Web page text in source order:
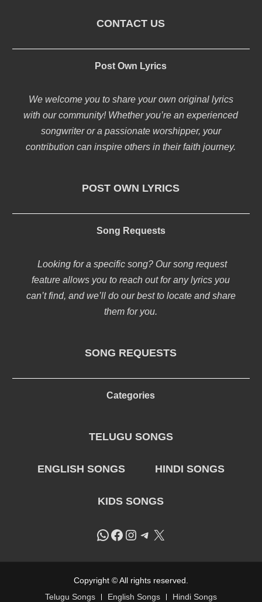
CONTACT US
Post Own Lyrics
We welcome you to share your own original lyrics
with our community! Whether you’re an experienced
songwriter or a passionate worshipper, your
contribution can inspire others in their faith journey.
POST OWN LYRICS
Song Requests
Looking for a specific song? Our song request
feature allows you to reach out for any lyrics you
can’t find, and we’ll do our best to locate and share
them for you.
SONG REQUESTS
Categories
TELUGU SONGS
ENGLISH SONGS HINDI SONGS
KIDS SONGS
WhatsApp
Facebook
Instagram
Telegram
X
Copyright © All rights reserved.
Telugu Songs
English Songs Hindi Songs